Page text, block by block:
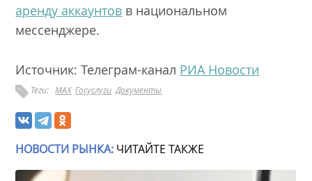
аренду аккаунтов в национальном
мессенджере.
Источник: Телеграм-канал РИА Новости
Теги: MAX Госуслуги Документы
НОВОСТИ РЫНКА: ЧИТАЙТЕ ТАКЖЕ